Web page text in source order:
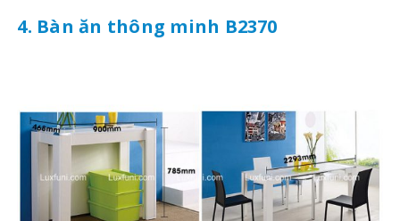
4. Bàn ăn thông minh B2370